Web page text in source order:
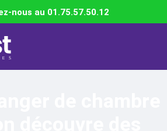
nous au 01.75.57.50.12